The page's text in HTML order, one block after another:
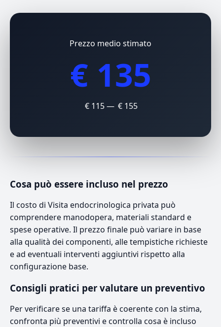
Prezzo medio stimato
€ 135
€ 115 — € 155
Cosa può essere incluso nel prezzo
Il costo di Visita endocrinologica privata può
comprendere manodopera, materiali standard e
spese operative. Il prezzo finale può variare in base
alla qualità dei componenti, alle tempistiche richieste
e ad eventuali interventi aggiuntivi rispetto alla
configurazione base.
Consigli pratici per valutare un preventivo
Per verificare se una tariffa è coerente con la stima,
confronta più preventivi e controlla cosa è incluso